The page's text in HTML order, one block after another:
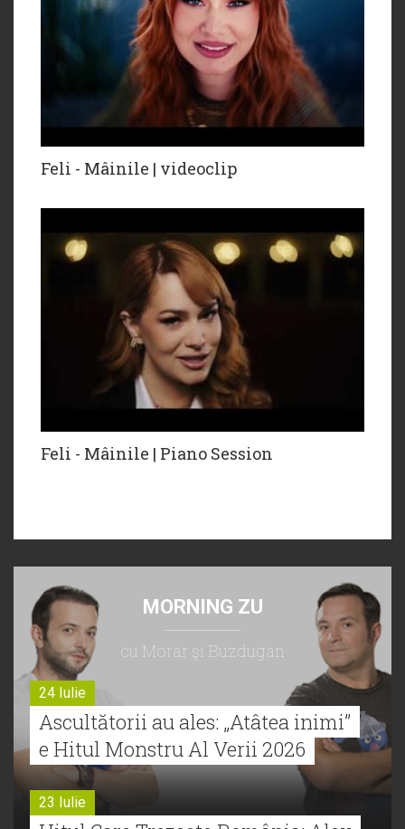
Feli - Mâinile | videoclip
Feli - Mâinile | Piano Session
MORNING ZU
cu Morar şi Buzdugan
24 Iulie
Ascultătorii au ales: „Atâtea inimi”
e Hitul Monstru Al Verii 2026
23 Iulie